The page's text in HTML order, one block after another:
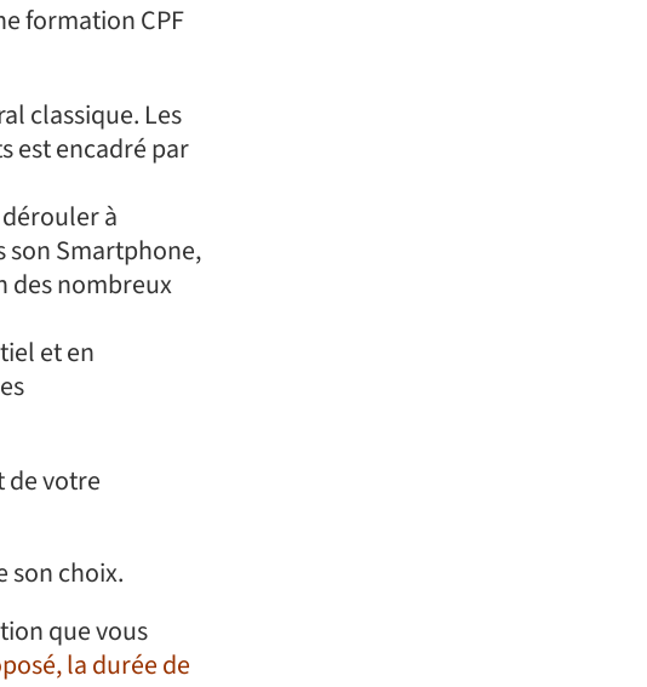
formation CPF
classique. Les
est encadré par
à
son Smartphone,
des nombreux
et en
de votre
son choix.
que vous
la durée de